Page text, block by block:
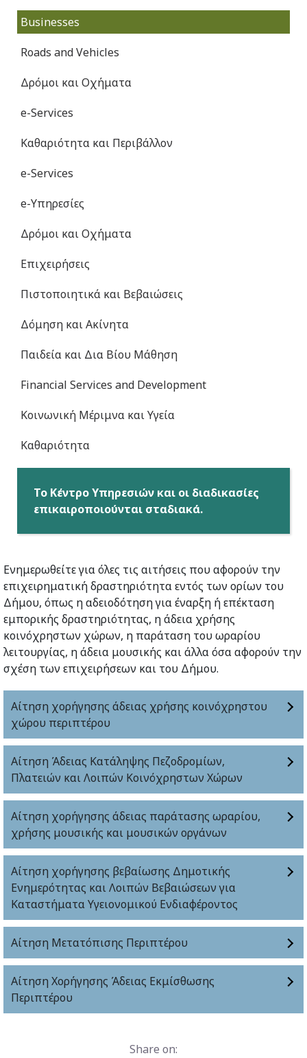
Ενημερωθείτε για όλες τις αιτήσεις που αφορούν την
επιχειρηματική δραστηριότητα εντός των ορίων του
Δήμου, όπως η αδειοδότηση για έναρξη ή επέκταση
εμπορικής δραστηριότητας, η άδεια χρήσης
κοινόχρηστων χώρων, η παράταση του ωραρίου
λειτουργίας, η άδεια μουσικής και άλλα όσα αφορούν την
σχέση των επιχειρήσεων και του Δήμου.
Αίτηση χορήγησης άδειας χρήσης κοινόχρηστου
χώρου περιπτέρου
Αίτηση Άδειας Κατάληψης Πεζοδρομίων,
Πλατειών και Λοιπών Κοινόχρηστων Χώρων
Αίτηση χορήγησης άδειας παράτασης ωραρίου,
χρήσης μουσικής και μουσικών οργάνων
Αίτηση χορήγησης βεβαίωσης Δημοτικής
Ενημερότητας και Λοιπών Βεβαιώσεων για
Καταστήματα Υγειονομικού Ενδιαφέροντος
Αίτηση Μετατόπισης Περιπτέρου
Αίτηση Χορήγησης Άδειας Εκμίσθωσης
Περιπτέρου
Share on:
Businesses
Roads and Vehicles
Δρόμοι και Οχήματα
e-Services
Καθαριότητα και Περιβάλλον
e-Services
e-Υπηρεσίες
Δρόμοι και Οχήματα
Επιχειρήσεις
Πιστοποιητικά και Βεβαιώσεις
Δόμηση και Ακίνητα
Παιδεία και Δια Βίου Μάθηση
Financial Services and Development
Κοινωνική Μέριμνα και Υγεία
Καθαριότητα
Το Κέντρο Υπηρεσιών και οι διαδικασίες
επικαιροποιούνται σταδιακά.